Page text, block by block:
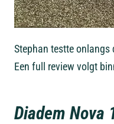
Stephan testte onlangs
Een full review volgt
Diadem Nova